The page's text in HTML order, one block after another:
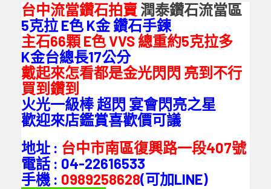
台中流當鑽石拍賣 潤泰鑽石流當區
5克拉 E色 K金 鑽石手鍊
主石66顆 E色 VVS 總重約5克拉多
K金台總長17公分
戴起來怎看都是金光閃閃 亮到不行
買到鑽到
火光一級棒 超閃 宴會閃亮之星
歡迎來店鑑賞喜歡價可議
地址 : 台中市南區復興路一段407號
電話 : 04-22616533
手機 : 0989258628(可加LINE)